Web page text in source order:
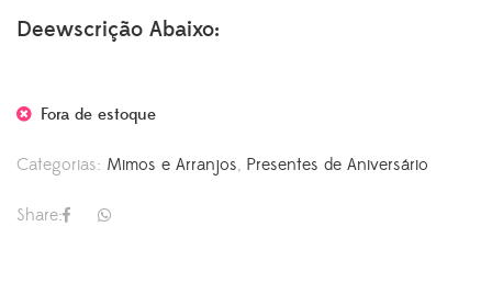
Deewscrição Abaixo:
Fora de estoque
Categorias: Mimos e Arranjos, Presentes de Aniversário
Share: